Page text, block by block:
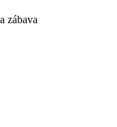
zábava